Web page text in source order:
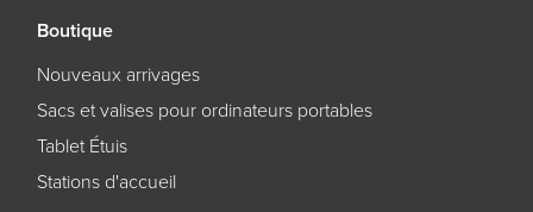
Boutique
Nouveaux arrivages
Sacs et valises pour ordinateurs portables
Tablet Étuis
Stations d'accueil